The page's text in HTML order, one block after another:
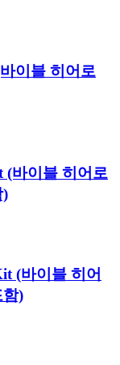
이블 히어로
(바이블 히어로
)
(바이블 히어
함)